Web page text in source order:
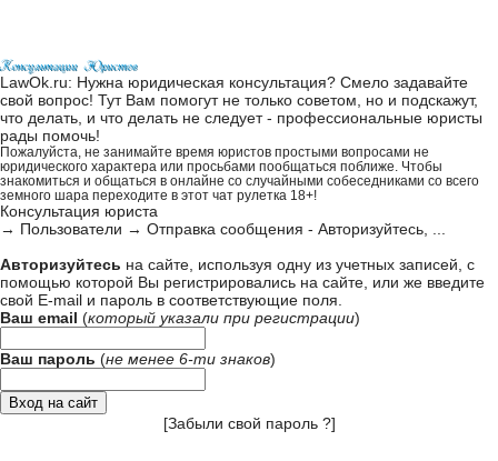
LawOk.ru: Нужна юридическая консультация? Смело задавайте
свой вопрос! Тут Вам помогут не только советом, но и подскажут,
что делать, и что делать не следует - профессиональные юристы
рады помочь!
Пожалуйста, не занимайте время юристов простыми вопросами не
юридического характера или просьбами пообщаться поближе. Чтобы
знакомиться и общаться в онлайне со случайными собеседниками со всего
земного шара переходите в этот чат рулетка 18+!
Консультация юриста
→ Пользователи → Отправка сообщения - Авторизуйтесь, ...
Авторизуйтесь на сайте, используя одну из учетных записей, с
помощью которой Вы регистрировались на сайте, или же введите
свой E-mail и пароль в соответствующие поля
Ваш email (который указали при регистрации)
Ваш пароль (не менее 6-ти знаков)
[Забыли свой пароль ?]